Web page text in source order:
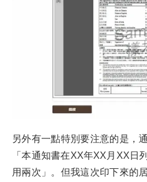
另外有一點特別要注意的是，
「本通知書在XX年XX月XX日
用兩次」。但我這次印下來的